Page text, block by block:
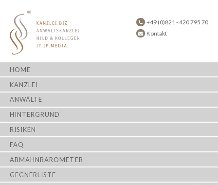
+49 (0)821 - 420 795 70
Kontakt
HOME
KANZLEI
ANWÄLTE
HINTERGRUND
RISIKEN
FAQ
ABMAHNBAROMETER
GEGNERLISTE